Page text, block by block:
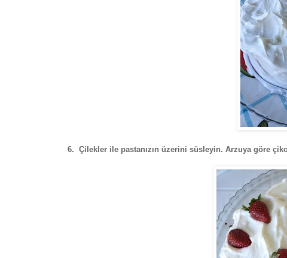
6. Çilekler ile pastanızın üzerini süsleyin. Arzuya göre